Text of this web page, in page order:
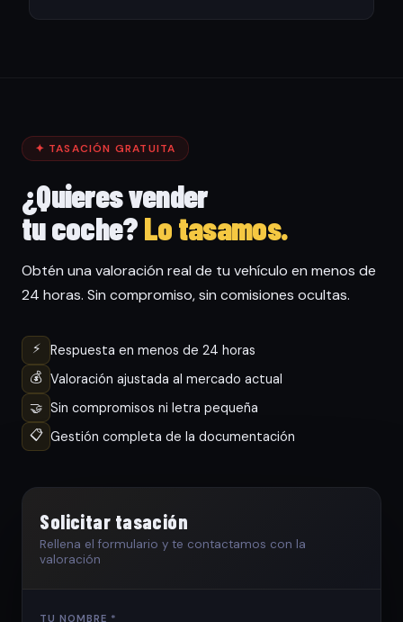
✦ TASACIÓN GRATUITA
¿Quieres vender
tu coche?Lo tasamos.
Obtén una valoración real de tu vehículo en menos de
24 horas. Sin compromiso, sin comisiones ocultas.
⚡
Respuesta en menos de 24 horas
💰 Valoración ajustada al mercado actual
🤝 Sin compromisos ni letra pequeña
📋 Gestión completa de la documentación
Solicitar tasación
Rellena el formulario y te contactamos con la
valoración
TU NOMBRE *